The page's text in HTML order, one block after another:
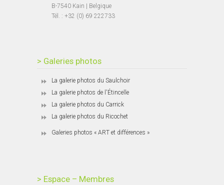
B-7540 Kain | Belgique
Tél. : +32 (0) 69 222733
> Galeries photos
La galerie photos du Saulchoir
La galerie photos de l'Étincelle
La galerie photos du Carrick
La galerie photos du Ricochet
Galeries photos « ART et différences »
> Espace – Membres